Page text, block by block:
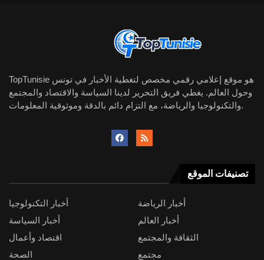
TopTunisie هو موقع إعلامي رقمي مخصص لتغطية الأخبار في تونس
وحول العالم. يغطي فريق التحرير لدينا السياسة والاقتصاد والمجتمع
والتكنولوجيا والرياضة، مع التزام دائم بالدقة وموثوقية المعلومات.
تصنيفات الموقع
أخبار التكنولوجيا
أخبار الرياضة
أخبار السياسة
أخبار العالم
اقتصاد وأعمال
الثقافة والمجتمع
الصحة
مجتمع